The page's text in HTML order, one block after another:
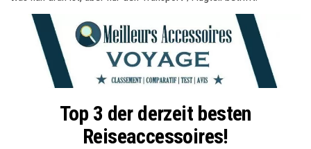
Top 3 der derzeit besten
Reiseaccessoires!